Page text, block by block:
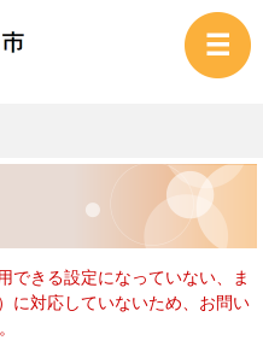
できる設定になっていない、ま
に対応していないため、お問い